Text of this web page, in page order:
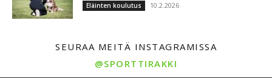
Eläinten koulutus 10.2.2026
SEURAA MEITÄ INSTAGRAMISSA
@SPORTTIRAKKI